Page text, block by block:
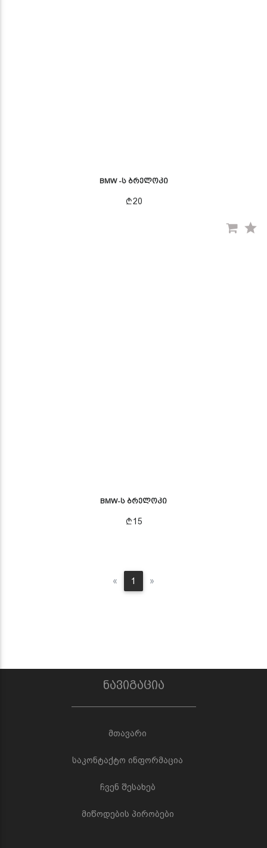
BMW -ს ბრელოკი
20
BMW-ს ბრელოკი
15
« Previous
1 »
ნავიგაცია
მთავარი
საკონტაქტო ინფორმაცია
ჩვენ შესახებ
მიწოდების პირობები